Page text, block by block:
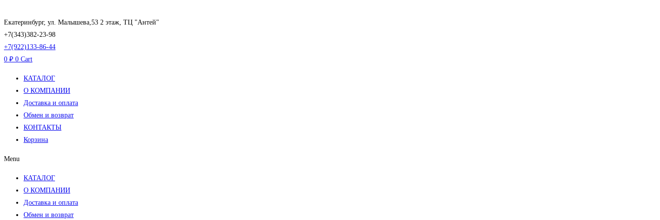
к
содержимому
Екатеринбург, ул. Малышева,53 2 этаж, ТЦ "Антей"
+7(343)382-23-98
+7(922)133-86-44
0 ₽ 0 Cart
КАТАЛОГ
О КОМПАНИИ
Доставка и оплата
Обмен и возврат
КОНТАКТЫ
Корзина
Menu
КАТАЛОГ
О КОМПАНИИ
Доставка и оплата
Обмен и возврат